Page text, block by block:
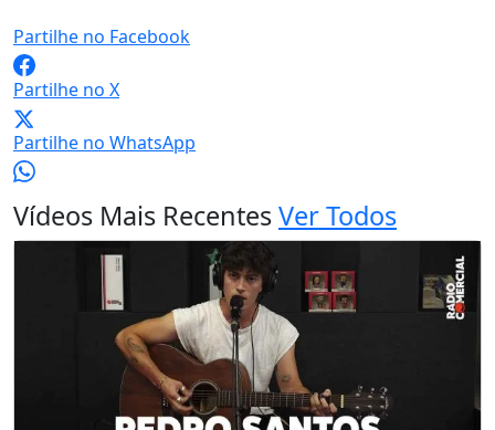
Partilhe no Facebook
Partilhe no X
Partilhe no WhatsApp
Vídeos Mais RecentesVer Todos